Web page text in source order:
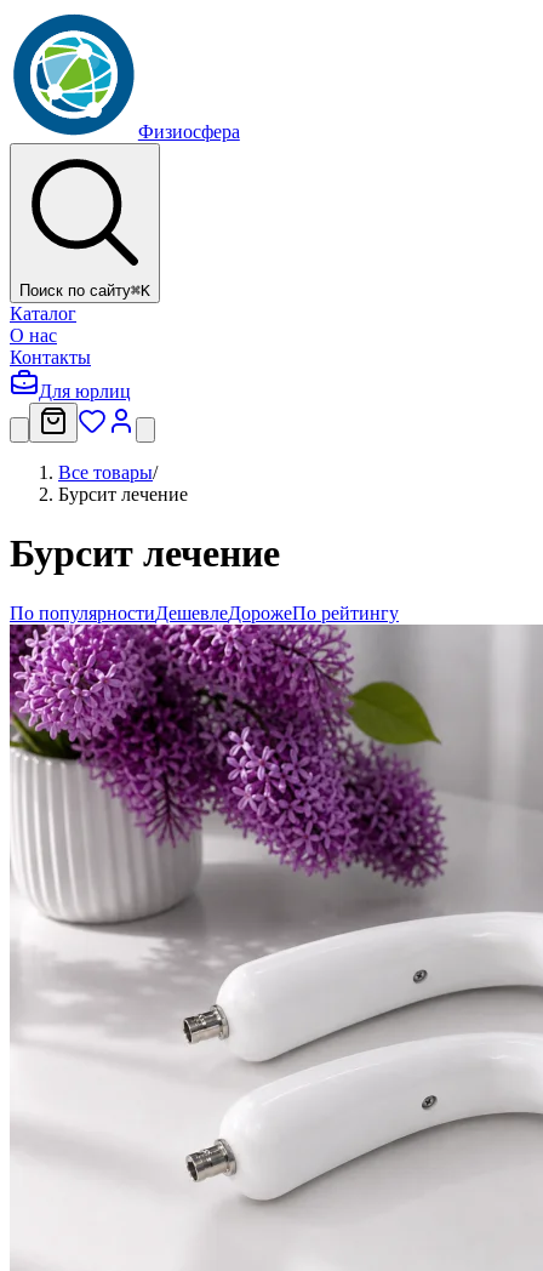
Физиосфера
Поиск по сайту⌘K
Каталог
О нас
Контакты
Для юрлиц
Все товары/
Бурсит лечение
Бурсит лечение
По популярностиДешевлеДорожеПо рейтингу